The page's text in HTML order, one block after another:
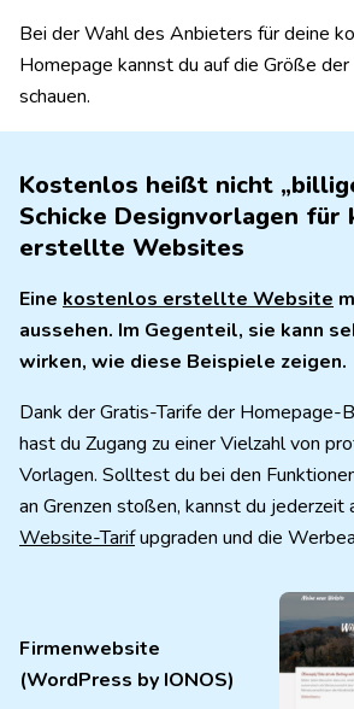
Bei der Wahl des Anbieters für deine
Homepage kannst du auf die Größe
schauen.
Kostenlos heißt nicht
Schicke Designvorlagen für
erstellte Websites
Eine kostenlos erstellte Website
aussehen. Im Gegenteil, sie kann
wirken, wie diese Beispiele zeigen.
Dank der Gratis-Tarife der
hast du Zugang zu einer Vielzahl von
Vorlagen. Solltest du bei den
an Grenzen stoßen, kannst du jederzeit
Website-Tarifupgraden und die
Firmenwebsite
(WordPress by IONOS)